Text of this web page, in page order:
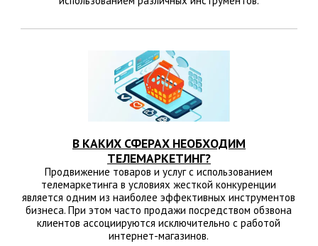
В КАКИХ СФЕРАХ НЕОБХОДИМ
ТЕЛЕМАРКЕТИНГ?
Продвижение товаров и услуг с использованием
телемаркетинга в условиях жесткой конкуренции
является одним из наиболее эффективных инструментов
бизнеса. При этом часто продажи посредством обзвона
клиентов ассоциируются исключительно с работой
интернет-магазинов.